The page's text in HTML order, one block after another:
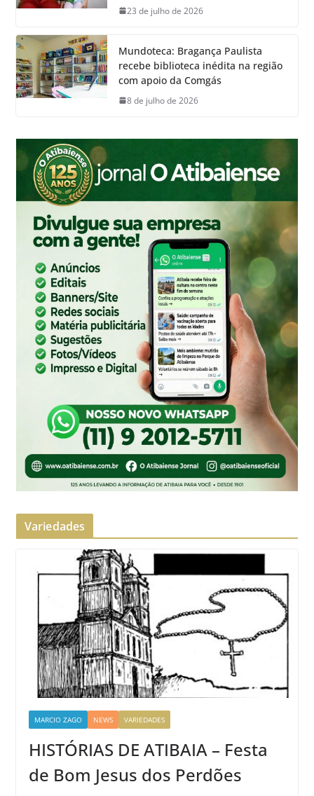
23 de julho de 2026
Mundoteca: Bragança Paulista
recebe biblioteca inédita na região
com apoio da Comgás
8 de julho de 2026
Variedades
MARCIO ZAGO NEWS VARIEDADES
HISTÓRIAS DE ATIBAIA – Festa
de Bom Jesus dos Perdões